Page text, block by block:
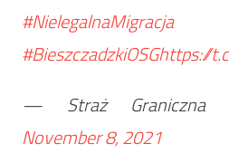
#NielegalnaMigracja
#BieszczadzkiOSGhttps://
— Straż Graniczna
November 8, 2021